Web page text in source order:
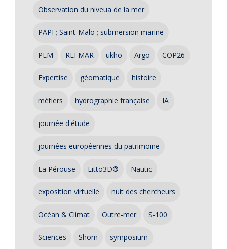
Observation du niveua de la mer
PAPI ; Saint-Malo ; submersion marine
PEM REFMAR ukho Argo COP26
Expertise géomatique histoire
métiers hydrographie française IA
journée d'étude
journées européennes du patrimoine
La Pérouse Litto3D® Nautic
exposition virtuelle nuit des chercheurs
Océan & Climat Outre-mer S-100
Sciences Shom symposium